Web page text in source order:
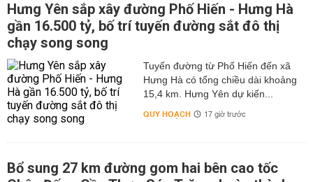
Hưng Yên sắp xây đường Phố Hiến - Hưng Hà
gần 16.500 tỷ, bố trí tuyến đường sắt đô thị
chạy song song
Tuyến đường từ Phố Hiến đến xã
Hưng Hà có tổng chiều dài khoảng
15,4 km. Hưng Yên dự kiến...
QUY HOẠCH 17 giờ trước
Bổ sung 27 km đường gom hai bên cao tốc